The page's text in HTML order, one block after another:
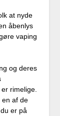
at nyde
åbenlys
vaping
og deres
rimelige.
en af de
er på